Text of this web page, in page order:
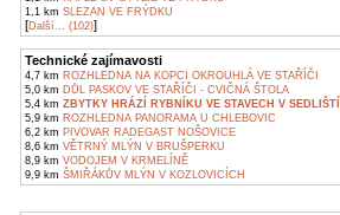
1,1 km SLEZAN VE FRÝDKU
[Další... (102)]
Technické zajímavosti
4,7 km ROZHLEDNA NA KOPCI OKROUHLÁ VE STAŘÍČI
5,0 km DŮL PASKOV VE STAŘÍČI - CVIČNÁ ŠTOLA
5,4 km ZBYTKY HRÁZÍ RYBNÍKU VE STAVECH V
5,9 km ROZHLEDNA PANORAMA U CHLEBOVIC
6,2 km PIVOVAR RADEGAST NOŠOVICE
8,6 km VĚTRNÝ MLÝN V BRUŠPERKU
8,9 km VODOJEM V KRMELÍNĚ
9,9 km ŠMIŘÁKŮV MLÝN V KOZLOVICÍCH